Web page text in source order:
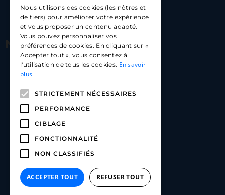
hello@carloapp.com
Nous suivre
Carlo App | Instagram
Carlo App | Linkedin
ENGLISH
SPANISH
Nous utilisons des cookies (les nôtres et
de tiers) pour améliorer votre expérience
et vous proposer un contenu adapté.
Vous pouvez personnaliser vos
préférences de cookies. En cliquant sur «
Accepter tout », vous consentez à
l'utilisation de tous les cookies. En savoir
plus
STRICTEMENT NÉCESSAIRES
PERFORMANCE
CIBLAGE
FONCTIONNALITÉ
NON CLASSIFIÉS
ACCEPTER TOUT REFUSER TOUT